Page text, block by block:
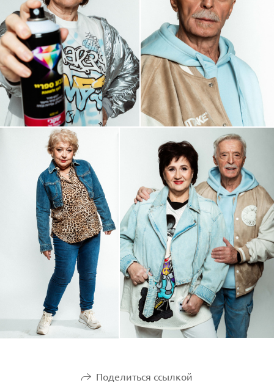
Поделиться ссылкой